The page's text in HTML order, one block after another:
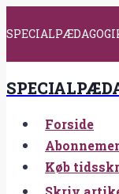
til
indhold
Forside
Køb